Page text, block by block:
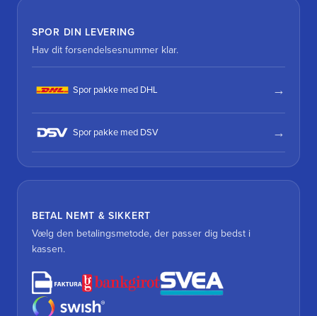
SPOR DIN LEVERING
Hav dit forsendelsesnummer klar.
Spor pakke med DHL
Spor pakke med DSV
BETAL NEMT & SIKKERT
Vælg den betalingsmetode, der passer dig bedst i
kassen.